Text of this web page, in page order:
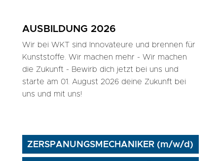
AUSBILDUNG 2026
Wir bei WKT sind Innovateure und brennen für
Kunststoffe. Wir machen mehr - Wir machen
die Zukunft - Bewirb dich jetzt bei uns und
starte am 01. August 2026 deine Zukunft bei
uns und mit uns!
ZERSPANUNGSMECHANIKER (m/w/d)